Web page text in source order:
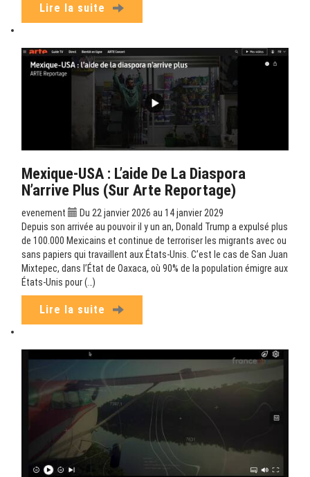
Lire la suite
Mexique-USA : L’aide De La Diaspora
N’arrive Plus (sur Arte Reportage)
evenement
Du 22 janvier 2026 au 14 janvier 2029
Depuis son arrivée au pouvoir il y un an, Donald Trump a expulsé plus
de 100.000 Mexicains et continue de terroriser les migrants avec ou
sans papiers qui travaillent aux États-Unis. C’est le cas de San Juan
Mixtepec, dans l’État de Oaxaca, où 90% de la population émigre aux
États-Unis pour (…)
Lire la suite